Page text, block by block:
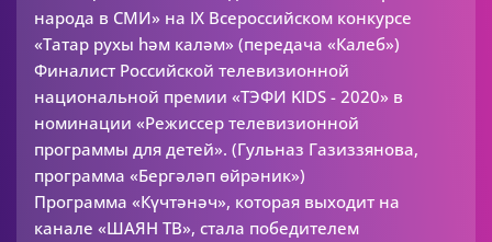
народа в СМИ» на IX Всероссийском конкурсе
«Татар рухы һәм каләм» (передача «Калеб»)
Финалист Российской телевизионной
национальной премии «ТЭФИ KIDS - 2020» в
номинации «Режиссер телевизионной
программы для детей». (Гульназ Газиззянова,
программа «Бергәләп өйрәник»)
Программа «Күчтәнәч», которая выходит на
канале «ШАЯН ТВ», стала победителем